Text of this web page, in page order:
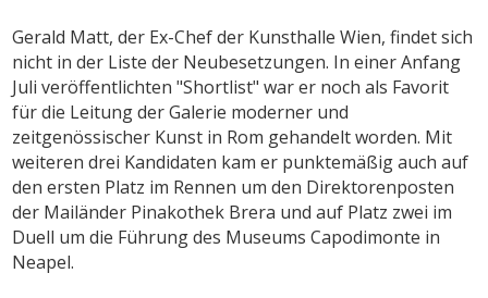
Gerald Matt, der Ex-Chef der Kunsthalle Wien, findet sich
nicht in der Liste der Neubesetzungen. In einer Anfang
Juli veröffentlichten "Shortlist" war er noch als Favorit
für die Leitung der Galerie moderner und
zeitgenössischer Kunst in Rom gehandelt worden. Mit
weiteren drei Kandidaten kam er punktemäßig auch auf
den ersten Platz im Rennen um den Direktorenposten
der Mailänder Pinakothek Brera und auf Platz zwei im
Duell um die Führung des Museums Capodimonte in
Neapel.